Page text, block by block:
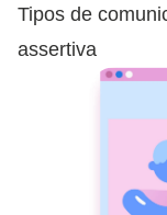
Tipos de
assertiva